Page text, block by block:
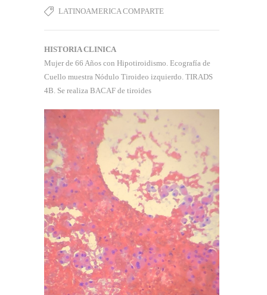
LATINOAMERICA COMPARTE
HISTORIA CLINICA
Mujer de 66 Años con Hipotiroidismo. Ecografía de
Cuello muestra Nódulo Tiroideo izquierdo. TIRADS
4B. Se realiza BACAF de tiroides